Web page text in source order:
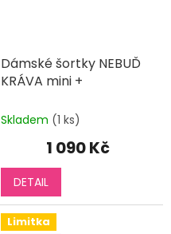
Dámské šortky NEBUĎ
KRÁVA mini +
Skladem (1 ks)
1 090 Kč
DETAIL
Limitka